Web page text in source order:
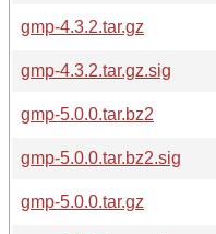
gmp-4.3.2.tar.gz
gmp-4.3.2.tar.gz.sig
gmp-5.0.0.tar.bz2
gmp-5.0.0.tar.bz2.sig
gmp-5.0.0.tar.gz